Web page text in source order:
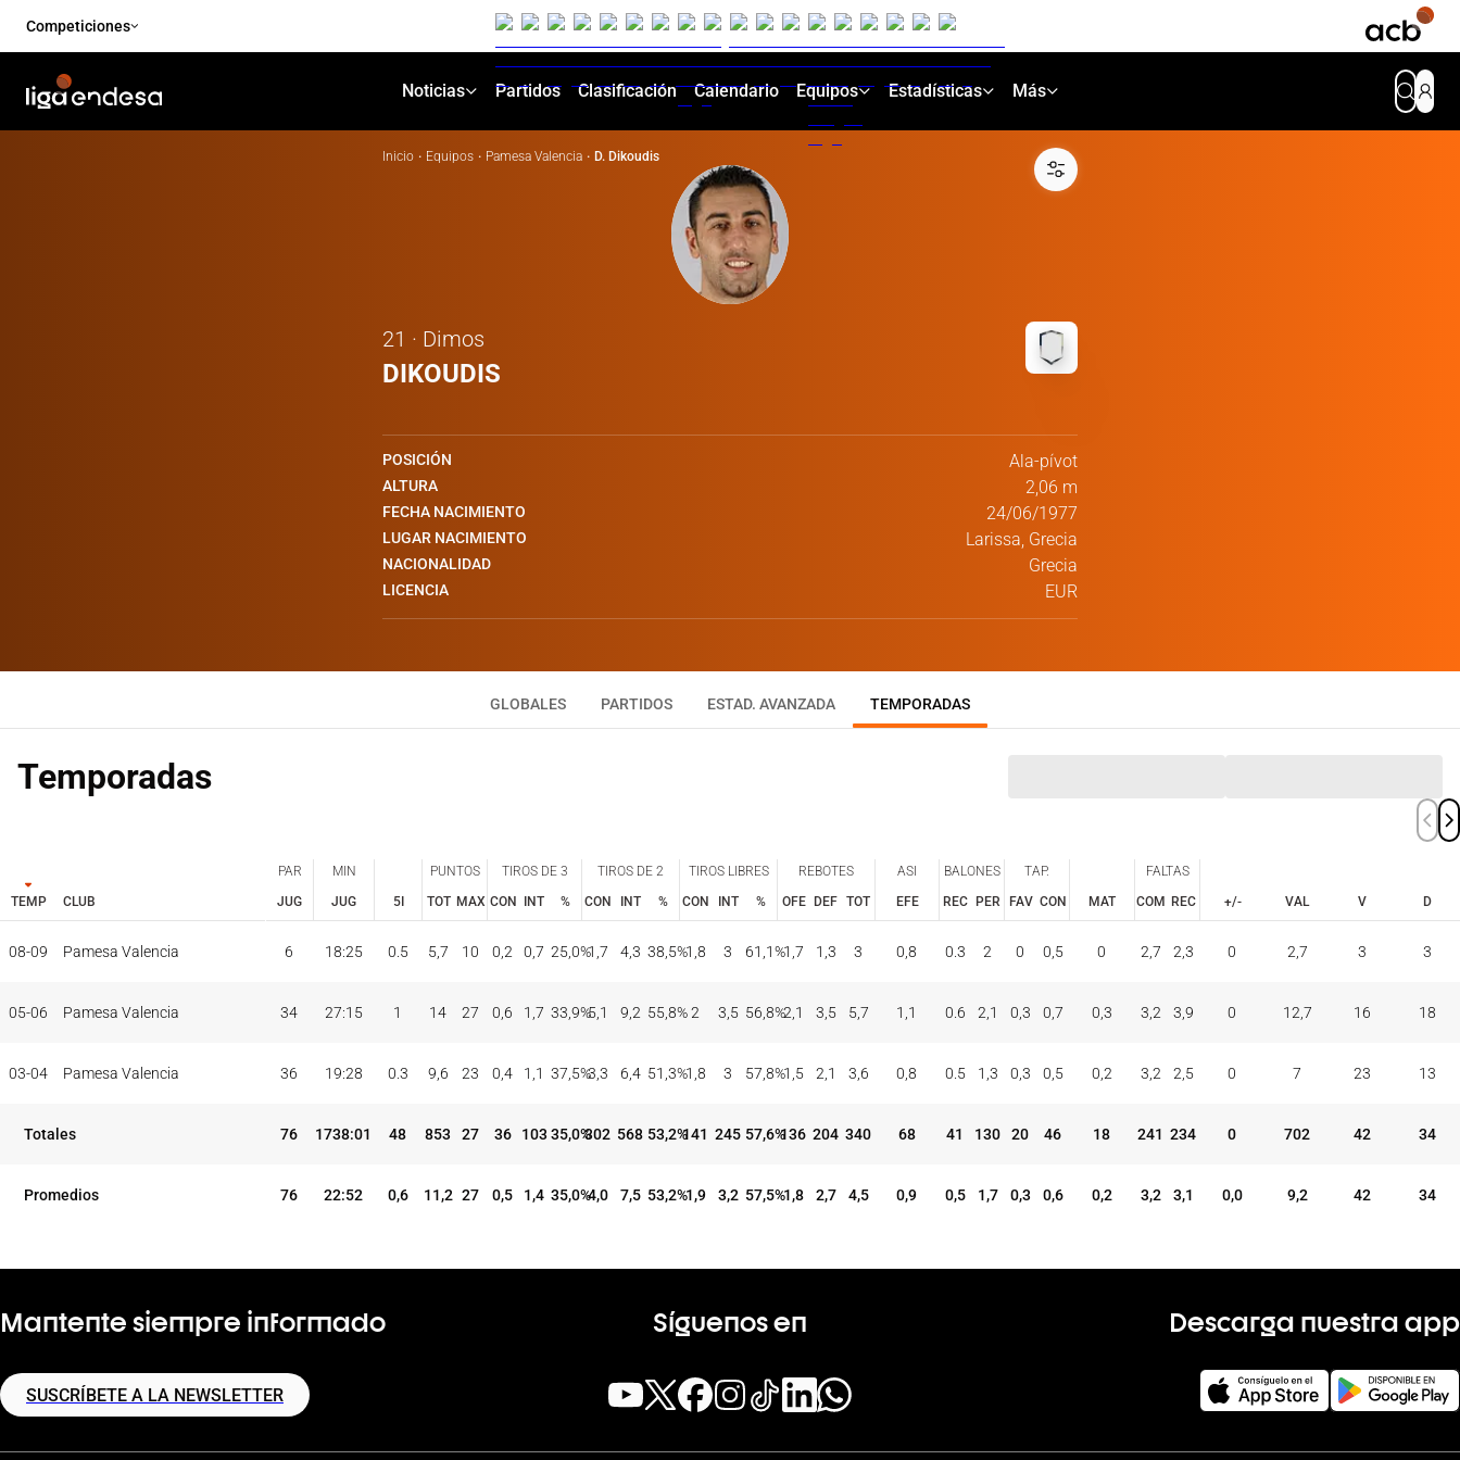
Competiciones
Noticias Partidos Clasificación Calendario Equipos Estadísticas Más
Inicio · Equipos · Pamesa Valencia · D. Dikoudis
21 · Dimos
DIKOUDIS
POSICIÓN Ala-pívot
ALTURA 2,06 m
FECHA NACIMIENTO 24/06/1977
LUGAR NACIMIENTO Larissa, Grecia
NACIONALIDAD Grecia
LICENCIA EUR
GLOBALES PARTIDOS ESTAD. AVANZADA TEMPORADAS
Temporadas
TEMP CLUB
PAR
MIN
5I
PUNTOS TIROS DE 3 TIROS DE 2 TIROS LIBRES REBOTES ASI BALONES
TAP.
MAT
FALTAS
+/-
VAL V D
JUG JUG TOT MAX CON INT % CON INT % CON INT % OFE DEF TOT EFE REC PER FAV CON COM REC
VAL
08-09 Pamesa Valencia 6 18:25 0.5 5,7 10 0,2 0,7 25,0%1,7 4,3 38,5%1,8 3 61,1%1,7 1,3 3 0,8 0.3 2 0 0,5 0 2,7 2,3 0 2,7 3 3
05-06 Pamesa Valencia 34 27:15 1 14 27 0,6 1,7 33,9%5,1 9,2 55,8%2 3,5 56,8%2,1 3,5 5,7 1,1 0.6 2,1 0,3 0,7 0,3 3,2 3,9 0 12,7 16 18
03-04 Pamesa Valencia 36 19:28 0.3 9,6 23 0,4 1,1 37,5%3,3 6,4 51,3%1,8 3 57,8%1,5 2,1 3,6 0,8 0.5 1,3 0,3 0,5 0,2 3,2 2,5 0 7 23 13
Totales 76 1738:01 48 853 27 36 103 35,0%302 568 53,2%141 245 57,6%136 204 340 68 41 130 20 46 18 241 234 0 702 42 34
Promedios 76 22:52 0,6 11,2 27 0,5 1,4 35,0%4,0 7,5 53,2%1,9 3,2 57,5%1,8 2,7 4,5 0,9 0,5 1,7 0,3 0,6 0,2 3,2 3,1 0,0 9,2 42 34
Mantente siempre informado
SUSCRÍBETE A LA NEWSLETTER
Síguenos en Descarga nuestra app